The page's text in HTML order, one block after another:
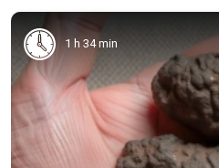
1 h 34 min